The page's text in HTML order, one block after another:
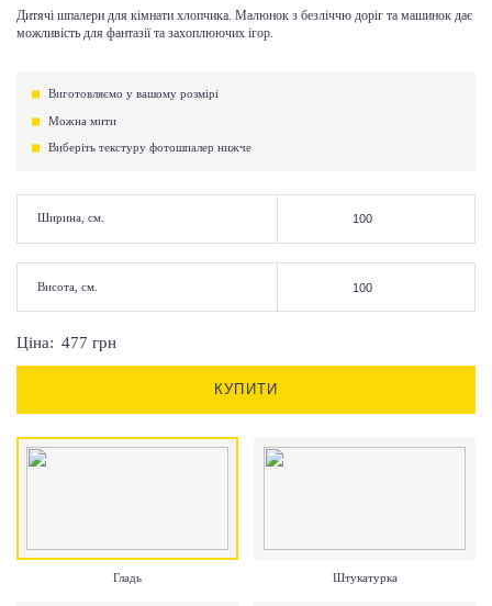
Дитячі шпалери для кімнати хлопчика. Малюнок з безліччю доріг та машинок дає
можливість для фантазії та захоплюючих ігор.
Виготовляємо у вашому розмірі
Можна мити
Виберіть текстуру фотошпалер нижче
Ширина, см.
Висота, см.
Ціна: 477 грн
КУПИТИ
Гладь Штукатурка